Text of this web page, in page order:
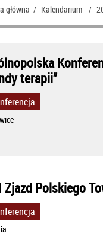
główna / Kalendarium /
terapii”
Zjazd Polskiego